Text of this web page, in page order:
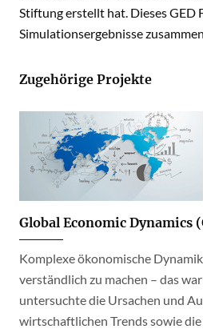
Stiftung erstellt hat. Dieses GED
Simulationsergebnisse
Zugehörige Projekte
Global Economic Dynamics
Komplexe ökonomische
verständlich zu machen – das
untersuchte die Ursachen und
wirtschaftlichen Trends sowie